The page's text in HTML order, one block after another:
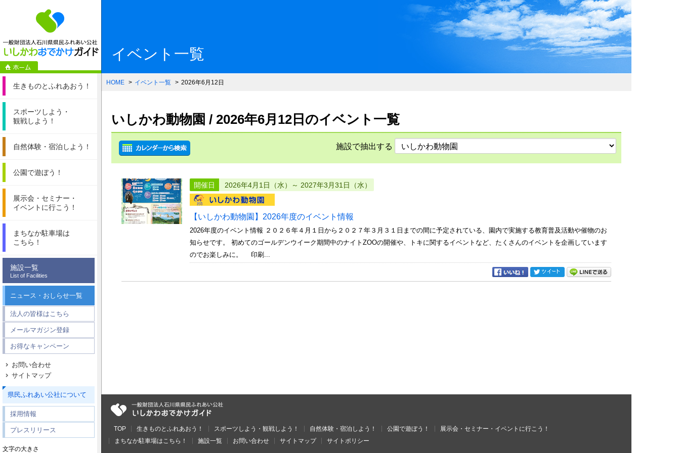
一般財団法人石川県県民ふれあい公社 いしかわおでかけガイド
生きものとふれあおう！
スポーツしよう・
観戦しよう！
自然体験・ 宿泊しよう！
公園で遊ぼう！
展示会・セミナー・
イベントに行こう！
まちなか駐車場は
こちら！
施設一覧
List of Facilities
ニュース・おしらせ一覧
法人の皆様はこちら
メールマガジン登録
お得なキャンペーン
お問い合わせ
サイトマップ
県民ふれあい公社について
採用情報
プレスリリース
文字の大きさ
イベント一覧
HOME イベント一覧 2026年6月12日
いしかわ動物園 / 2026年6月12日のイベント一覧
施設で抽出する
開催日 2026年4月1日（水）～ 2027年3月31日（水）
【いしかわ動物園】2026年度のイベント情報
2026年度のイベント情報 ２０２６年４月１日から２０２７年３月３１日までの間に予定されている、園内で実施する教育普及活動や催物のお
知らせです。 初めてのゴールデンウイーク期間中のナイトZOOの開催や、トキに関するイベントなど、たくさんのイベントを企画しています
のでお楽しみに。 印刷...
TOP 生きものとふれあおう！ スポーツしよう・観戦しよう！ 自然体験・宿泊しよう！ 公園で遊ぼう！
展示会・セミナー・イベントに行こう！
まちなか駐車場はこちら！
施設一覧 お問い合わせ サイトマップ サイトポリシー